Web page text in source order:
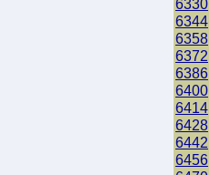
6330
6344
6358
6372
6386
6400
6414
6428
6442
6456